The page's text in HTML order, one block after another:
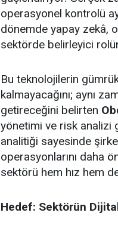
operasyonel kontrolü
dönemde yapay zekâ,
sektörde belirleyici
Bu teknolojilerin
kalmayacağını; aynı
getireceğini belirten
yönetimi ve risk analizi
analitiği sayesinde
operasyonlarını daha
sektörü hem hız hem
Hedef: Sektörün